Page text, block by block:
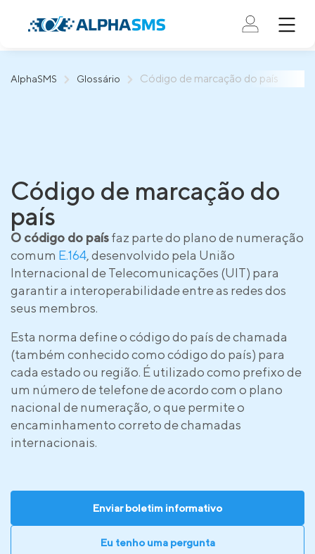
AlphaSMS Glossário Código de marcação do país
Código de marcação do
país
O código do paísfaz parte do plano de numeração
comum E.164, desenvolvido pela União
Internacional de Telecomunicações (UIT) para
garantir a interoperabilidade entre as redes dos
seus membros.
Esta norma define o código do país de chamada
(também conhecido como código do país) para
cada estado ou região. É utilizado como prefixo de
um número de telefone de acordo com o plano
nacional de numeração, o que permite o
encaminhamento correto de chamadas
internacionais.
Enviar boletim informativo
Eu tenho uma pergunta